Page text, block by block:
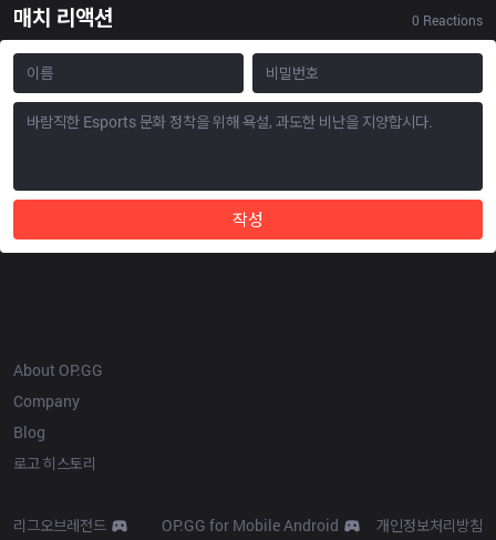
매치 리액션 0 Reactions
작성
About OP.GG
Company
Blog
로고 히스토리
리그오브레전드
OP.GG for Mobile Android
개인정보처리방침